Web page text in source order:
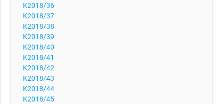
K2018/36
K2018/37
K2018/38
K2018/39
K2018/40
K2018/41
K2018/42
K2018/43
K2018/44
K2018/45